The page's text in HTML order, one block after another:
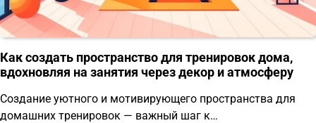
Как создать пространство для тренировок дома,
вдохновляя на занятия через декор и атмосферу
Создание уютного и мотивирующего пространства для
домашних тренировок — важный шаг к…